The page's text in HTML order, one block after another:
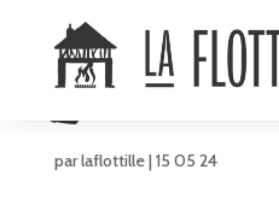
Les entrées
parlaflottille|15 05 24